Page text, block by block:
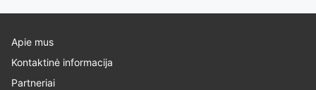
Apie mus
Kontaktinė informacija
Partneriai